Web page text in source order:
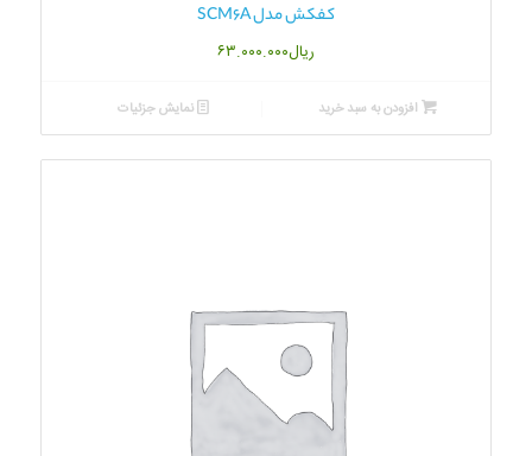
کفکش مدل SCM6A
ریال۶۳.۰۰۰.۰۰۰
افزودن به سبد خرید نمایش جزئیات